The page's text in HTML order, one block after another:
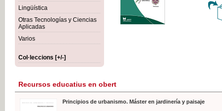
Lingüística
Otras Tecnologías y Ciencias
Aplicadas
Varios
Col·leccions [+/-]
Recursos educatius en obert
Principios de urbanismo. Máster en jardinería y paisaje